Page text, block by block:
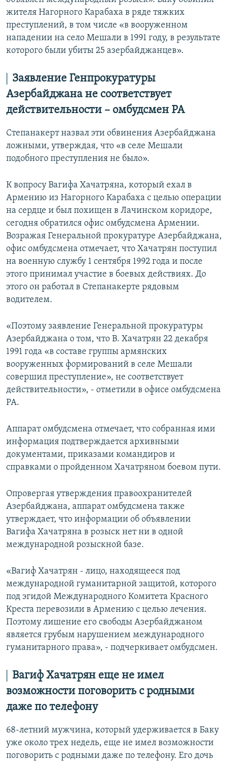
жителя Нагорного Карабаха в ряде тяжких
преступлений, в том числе «в вооруженном
нападении на село Мешали в 1991 году, в результате
которого были убиты 25 азербайджанцев».
Заявление Генпрокуратуры
Азербайджана не соответствует
действительности – омбудсмен РА
Степанакерт назвал эти обвинения Азербайджана
ложными, утверждая, что «в селе Мешали
подобного преступления не было».
К вопросу Вагифа Хачатряна, который ехал в
Армению из Нагорного Карабаха с целью операции
на сердце и был похищен в Лачинском коридоре,
сегодня обратился офис омбудсмена Армении.
Возражая Генеральной прокуратуре Азербайджана,
офис омбудсмена отмечает, что Хачатрян поступил
на военную службу 1 сентября 1992 года и после
этого принимал участие в боевых действиях. До
этого он работал в Степанакерте рядовым
водителем.
«Поэтому заявление Генеральной прокуратуры
Азербайджана о том, что В. Хачатрян 22 декабря
1991 года «в составе группы армянских
вооруженных формирований в селе Мешали
совершил преступление», не соответствует
действительности», - отметили в офисе омбудсмена
РА.
Аппарат омбудсмена отмечает, что собранная ими
информация подтверждается архивными
документами, приказами командиров и
справками о пройденном Хачатряном боевом пути.
Опровергая утверждения правоохранителей
Азербайджана, аппарат омбудсмена также
утверждает, что информации об объявлении
Вагифа Хачатряна в розыск нет ни в одной
международной розыскной базе.
«Вагиф Хачатрян - лицо, находящееся под
международной гуманитарной защитой, которого
под эгидой Международного Комитета Красного
Креста перевозили в Армению с целью лечения.
Поэтому лишение его свободы Азербайджаном
является грубым нарушением международного
гуманитарного права», - подчеркивает омбудсмен.
Вагиф Хачатрян еще не имел
возможности поговорить с родными
даже по телефону
68-летний мужчина, который удерживается в Баку
уже около трех недель, еще не имел возможности
поговорить с родными даже по телефону. Его дочь